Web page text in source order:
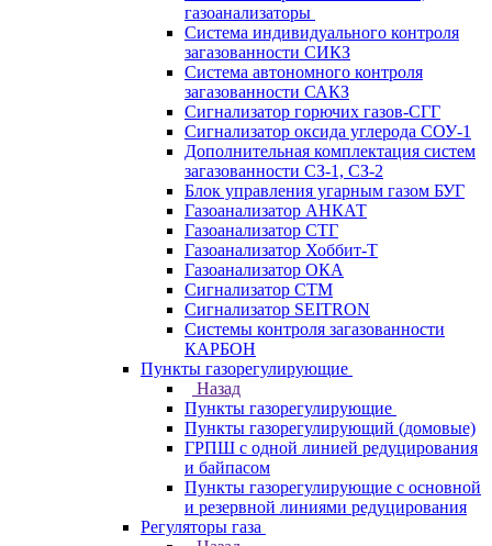
газоанализаторы
Система индивидуального контроля
загазованности СИКЗ
Система автономного контроля
загазованности САКЗ
Сигнализатор горючих газов-СГГ
Сигнализатор оксида углерода СОУ-1
Дополнительная комплектация систем
загазованности СЗ-1, СЗ-2
Блок управления угарным газом БУГ
Газоанализатор АНКАТ
Газоанализатор СТГ
Газоанализатор Хоббит-Т
Газоанализатор ОКА
Сигнализатор СТМ
Сигнализатор SEITRON
Системы контроля загазованности
КАРБОН
Пункты газорегулирующие
Назад
Пункты газорегулирующие
Пункты газорегулирующий (домовые)
ГРПШ с одной линией редуцирования
и байпасом
Пункты газорегулирующие с основной
и резервной линиями редуцирования
Регуляторы газа